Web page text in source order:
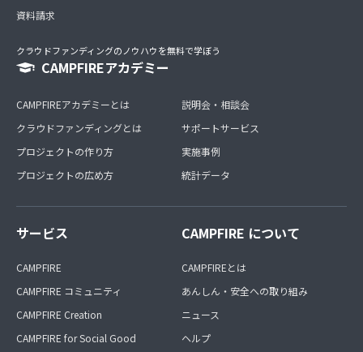
資料請求
クラウドファンディングのノウハウを無料で学ぼう
CAMPFIREアカデミー
CAMPFIREアカデミーとは
クラウドファンディングとは
プロジェクトの作り方
プロジェクトの広め方
説明会・相談会
サポートサービス
実施事例
統計データ
サービス
CAMPFIRE
CAMPFIRE コミュニティ
CAMPFIRE Creation
CAMPFIRE for Social Good
CAMPFIRE について
CAMPFIREとは
あんしん・安全への取り組み
ニュース
ヘルプ